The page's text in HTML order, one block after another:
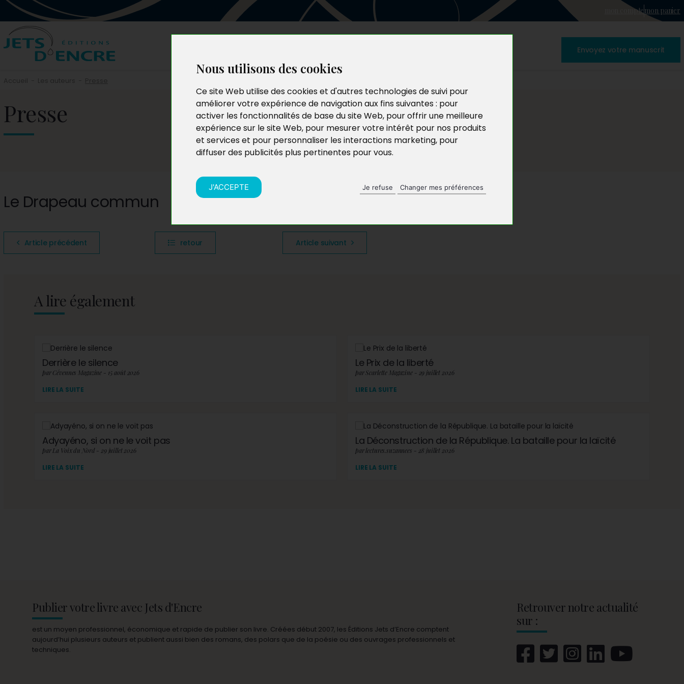
Nous utilisons des cookies
Ce site Web utilise des cookies et d'autres technologies de suivi pour
améliorer votre expérience de navigation aux fins suivantes : pour
activer les fonctionnalités de base du site Web, pour offrir une meilleure
expérience sur le site Web, pour mesurer votre intérêt pour nos produits
et services et pour personnaliser les interactions marketing, pour
diffuser des publicités plus pertinentes pour vous.
J'ACCEPTE Je refuse Changer mes préférences
mon comptemon panier
Envoyez votre manuscrit
Presse
Le Drapeau commun
Article précédent retour Article suivant
A lire également
Derrière le silence
par Cévennes Magazine - 15 août 2026
LIRE LA SUITE
Le Prix de la liberté
par Scarlette Magazine - 29 juillet 2026
LIRE LA SUITE
Adyayéno, si on ne le voit pas
par La Voix du Nord - 29 juillet 2026
LIRE LA SUITE
La Déconstruction de la République. La bataille pour la laïcité
par lectures.suzannees - 28 juillet 2026
LIRE LA SUITE
Publier votre livre avec Jets d'Encre
est un moyen professionnel, économique et rapide de publier son livre. Créées début 2007, les Éditions Jets d’Encre comptent
aujourd’hui plusieurs auteurs et publient aussi bien des romans, des polars que de la poésie ou des ouvrages professionnels et
techniques.
Retrouver notre actualité
sur :